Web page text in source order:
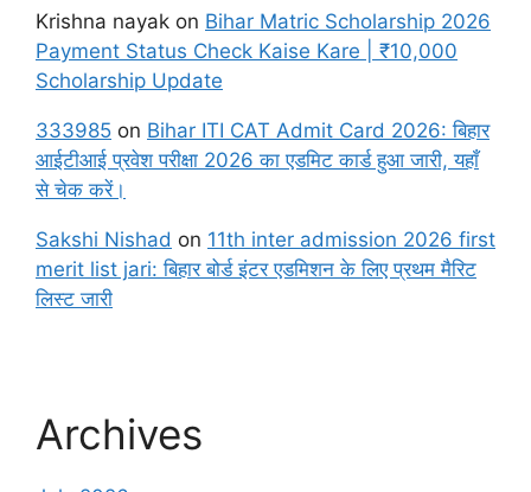
Krishna nayak on Bihar Matric Scholarship 2026
Payment Status Check Kaise Kare | ₹10,000
Scholarship Update
333985 on Bihar ITI CAT Admit Card 2026: बिहार
आईटीआई प्रवेश परीक्षा 2026 का एडमिट कार्ड हुआ जारी, यहाँ
से चेक करें।
Sakshi Nishad on 11th inter admission 2026 first
merit list jari: बिहार बोर्ड इंटर एडमिशन के लिए प्रथम मैरिट
लिस्ट जारी
Archives